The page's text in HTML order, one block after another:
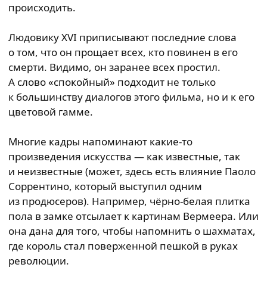
происходить.
Людовику XVI приписывают последние слова
о том, что он прощает всех, кто повинен в его
смерти. Видимо, он заранее всех простил.
А слово «спокойный» подходит не только
к большинству диалогов этого фильма, но и к его
цветовой гамме.
Многие кадры напоминают какие-то
произведения искусства — как известные, так
и неизвестные (может, здесь есть влияние Паоло
Соррентино, который выступил одним
из продюсеров). Например, чёрно-белая плитка
пола в замке отсылает к картинам Вермеера. Или
она дана для того, чтобы напомнить о шахматах,
где король стал поверженной пешкой в руках
революции.